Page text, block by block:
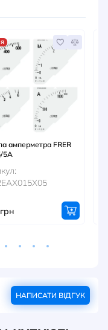
амперметра FRER
5A
грн
НАПИСАТИ ВІДГУК